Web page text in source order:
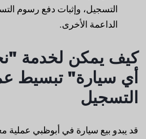
التسجيل، وإثبات دفع رسوم
الداعمة الأخرى.
كيف يمكن لخدمة
أي سيارة" تبسيط
التسجيل
قد يبدو بيع سيارة في أبوظبي عملية